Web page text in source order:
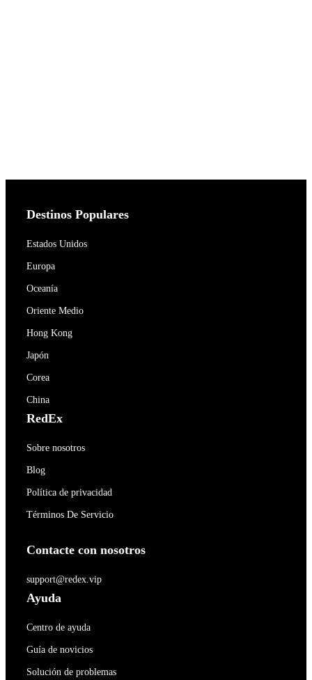
Destinos Populares
Estados Unidos
Europa
Oceanía
Oriente Medio
Hong Kong
Japón
Corea
China
RedEx
Sobre nosotros
Blog
Política de privacidad
Términos De Servicio
Contacte con nosotros
support@redex.vip
Ayuda
Centro de ayuda
Guía de novicios
Solución de problemas